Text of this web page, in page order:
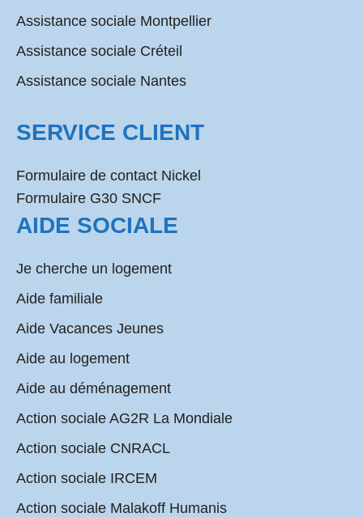
Assistance sociale Montpellier
Assistance sociale Créteil
Assistance sociale Nantes
SERVICE CLIENT
Formulaire de contact Nickel
Formulaire G30 SNCF
AIDE SOCIALE
Je cherche un logement
Aide familiale
Aide Vacances Jeunes
Aide au logement
Aide au déménagement
Action sociale AG2R La Mondiale
Action sociale CNRACL
Action sociale IRCEM
Action sociale Malakoff Humanis